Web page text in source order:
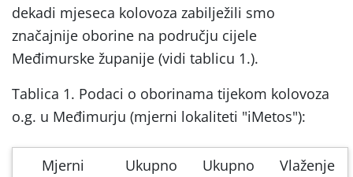
dekadi mjeseca kolovoza zabilježili smo
značajnije oborine na području cijele
Međimurske županije (vidi tablicu 1.).
Tablica 1. Podaci o oborinama tijekom kolovoza
o.g. u Međimurju (mjerni lokaliteti "iMetos"):
Mjerni
Ukupno
Ukupno
Vlaženje